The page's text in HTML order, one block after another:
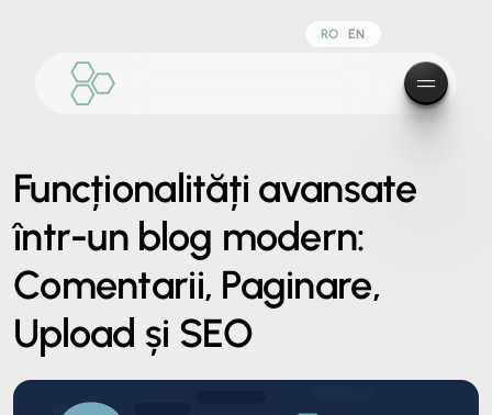
RO EN
Funcționalități avansate
într-un blog modern:
Comentarii, Paginare,
Upload și SEO